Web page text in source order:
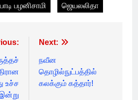
பழனிசாமி ஜெயலலிதா
உச்ச
Next:
நவீன
தொழில்நுட்பத்தில்
கலக்கும் கத்தார்!